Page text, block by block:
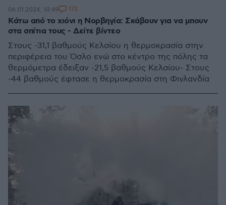
Κάτω από το χιόνι η Νορβηγία: Σκάβουν για να μπουν
στα σπίτια τους - Δείτε βίντεο
Στους -31,1 βαθμούς Κελσίου η θερμοκρασία στην
περιφέρεια του Όσλο ενώ στο κέντρο της πόλης τα
θερμόμετρα έδειξαν -21,5 βαθμούς Κελσίου- Στους
-44 βαθμούς έφτασε η θερμοκρασία στη Φινλανδία
06.01.2024, 10:49 173